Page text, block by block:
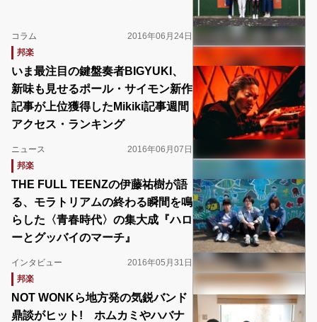
コラム
2016年06月24日
邦楽
いま最注目の鍵盤奏者BIGYUKI、
新味も見せるポール・サイモン新作
記事が上位獲得したMikiki記事週間
アクセス・ランキング
ニュース
2016年06月07日
邦楽
THE FULL TEENZの伊藤祐樹が語
る、モラトリアムの終わる瞬間を鳴
らした〈青春時代〉の集大成『ハロ
ーとグッバイのマーチ』
インタビュー
2016年05月31日
邦楽
NOT WONKら地方発の気鋭バンド
鼎談がヒット! ホムカミやハバナ